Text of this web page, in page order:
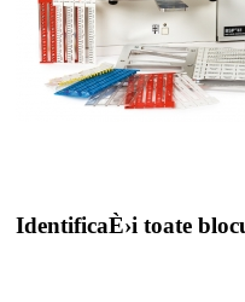
IdentificaÈ›i toate